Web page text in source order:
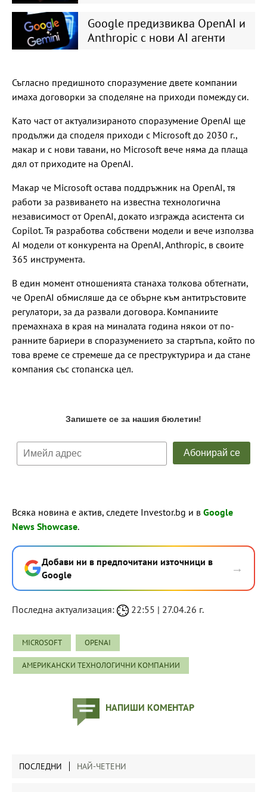
Google предизвиква OpenAI и
Anthropic с нови AI агенти
Съгласно предишното споразумение двете компании
имаха договорки за споделяне на приходи помежду си.
Като част от актуализираното споразумение OpenAI ще
продължи да споделя приходи с Microsoft до 2030 г.,
макар и с нови тавани, но Microsoft вече няма да плаща
дял от приходите на OpenAI.
Макар че Microsoft остава поддръжник на OpenAI, тя
работи за развиването на известна технологична
независимост от OpenAI, докато изгражда асистента си
Copilot. Тя разработва собствени модели и вече използва
AI модели от конкурента на OpenAI, Anthropic, в своите
365 инструмента.
В един момент отношенията станаха толкова обтегнати,
че OpenAI обмисляше да се обърне към антитръстовите
регулатори, за да развали договора. Компаниите
премахнаха в края на миналата година някои от по-
ранните бариери в споразумението за стартъпа, който по
това време се стремеше да се преструктурира и да стане
компания със стопанска цел.
Всяка новина е актив, следете Investor.bg и в Google
News Showcase.
Добави ни в предпочитани източници в
Google
→
Последна актуализация: 22:55 | 27.04.26 г.
MICROSOFT OPENAI
АМЕРИКАНСКИ ТЕХНОЛОГИЧНИ КОМПАНИИ
НАПИШИ КОМЕНТАР
ПОСЛЕДНИ НАЙ-ЧЕТЕНИ